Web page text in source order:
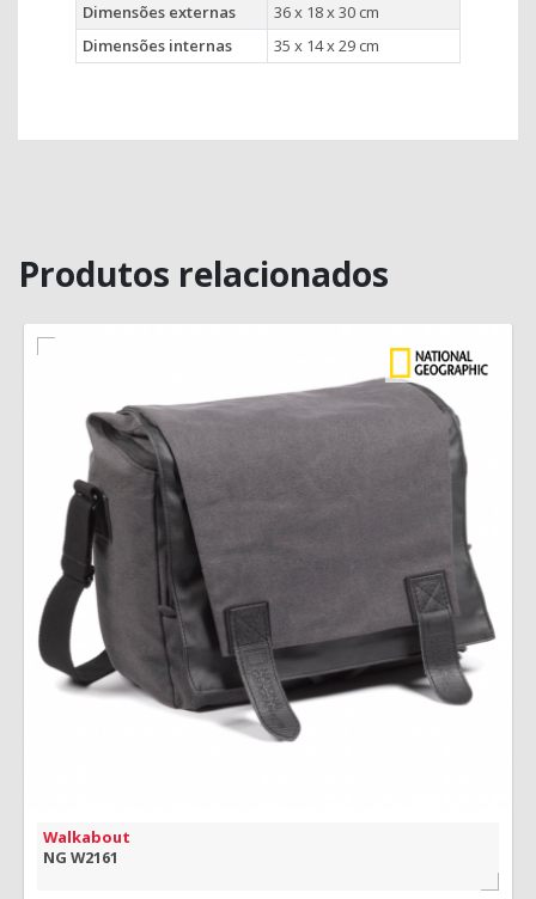
Dimensões externas
36 x 18 x 30 cm
Dimensões internas
35 x 14 x 29 cm
Produtos relacionados
Walkabout
NG W2161
MAIS INFORMAÇÃO
VISÃO RÁPIDA